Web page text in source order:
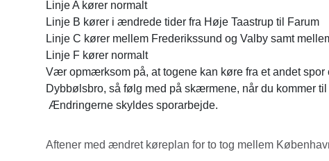
Linje A kører normalt
Linje B kører i ændrede tider fra Høje Taastrup til Farum
Linje C kører mellem Frederikssund og Valby samt
Linje F kører normalt
Vær opmærksom på, at togene kan køre fra et andet spor
Dybbølsbro, så følg med på skærmene, når du kommer til
Ændringerne skyldes sporarbejde.
Aftener med ændret køreplan for to tog mellem